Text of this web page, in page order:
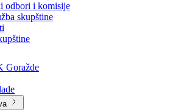
strankama
klubovima naroda
odbori i komisije
skupštine